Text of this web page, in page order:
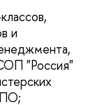
и
"Россия"